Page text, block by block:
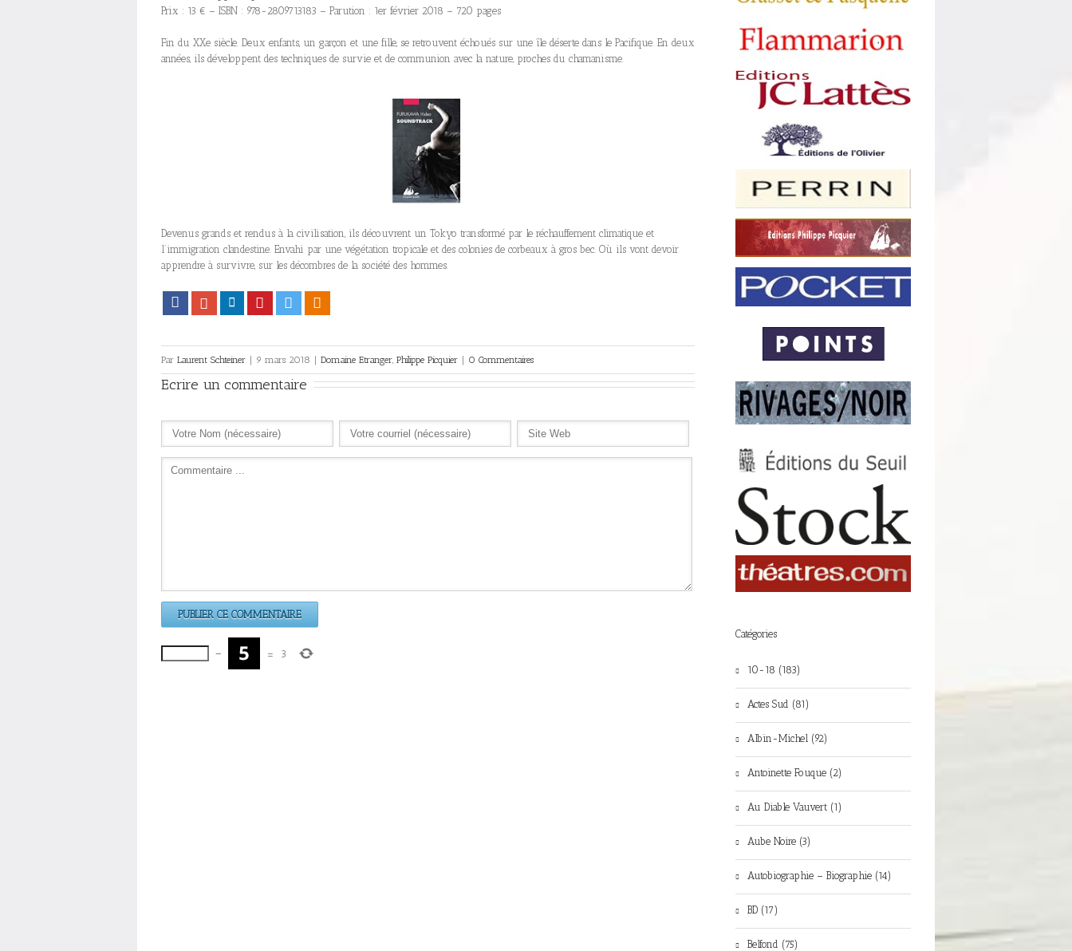
Prix : 13 € – ISBN : 978-2809713183 – Parution : 1er février 2018 – 720 pages
Fin du XXe siècle. Deux enfants, un garçon et une fille, se retrouvent échoués sur une île déserte dans le Pacifique. En deux
années, ils développent des techniques de survie et de communion avec la nature, proches du chamanisme.
Devenus grands et rendus à la civilisation, ils découvrent un Tokyo transformé par le réchauffement climatique et
l’immigration clandestine. Envahi par une végétation tropicale et des colonies de corbeaux à gros bec. Où ils vont devoir
apprendre à survivre, sur les décombres de la société des hommes.
Facebook Google+
Par Laurent Schteiner 9 mars 2018 Domaine Etranger, Philippe Picquier 0 Commentaires
Ecrire un commentaire
− = 3
Catégories
10-18 (183)
Actes Sud (81)
Albin-Michel (92)
Antoinette Fouque (2)
Au Diable Vauvert (1)
Aube Noire (3)
Autobiographie – Biographie (14)
BD (17)
Belfond (75)